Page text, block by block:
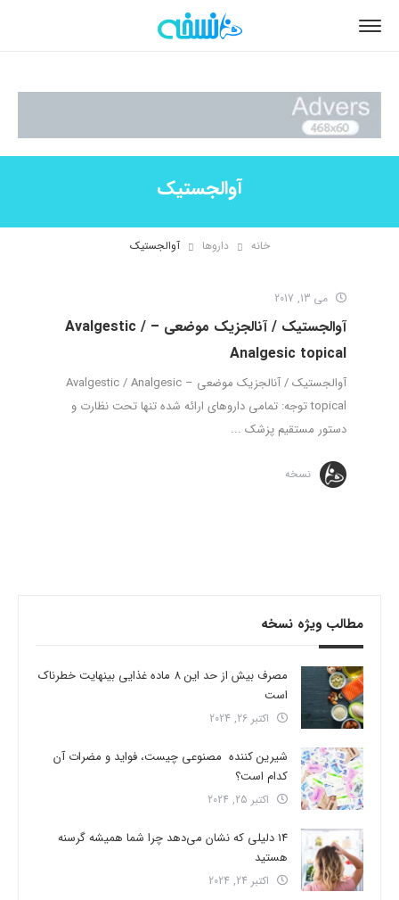
آوالجستیک
خانه داروها آوالجستیک
می 13, 2017
آوالجستیک / آنالجزیک موضعی – Avalgestic /
Analgesic topical
آوالجستیک / آنالجزیک موضعی – Avalgestic / Analgesic
topical توجه: تمامی داروهای ارائه شده تنها تحت نظارت و
دستور مستقیم پزشک ...
نسخه
مطالب ویژه نسخه
مصرف بیش از حد این 8 ماده غذایی بینهایت خطرناک
است
اکتبر 26, 2024
شیرین کننده مصنوعی چیست، فواید و مضرات آن
کدام است؟
اکتبر 25, 2024
14 دلیلی که نشان می‌دهد چرا شما همیشه گرسنه
هستید
اکتبر 24, 2024